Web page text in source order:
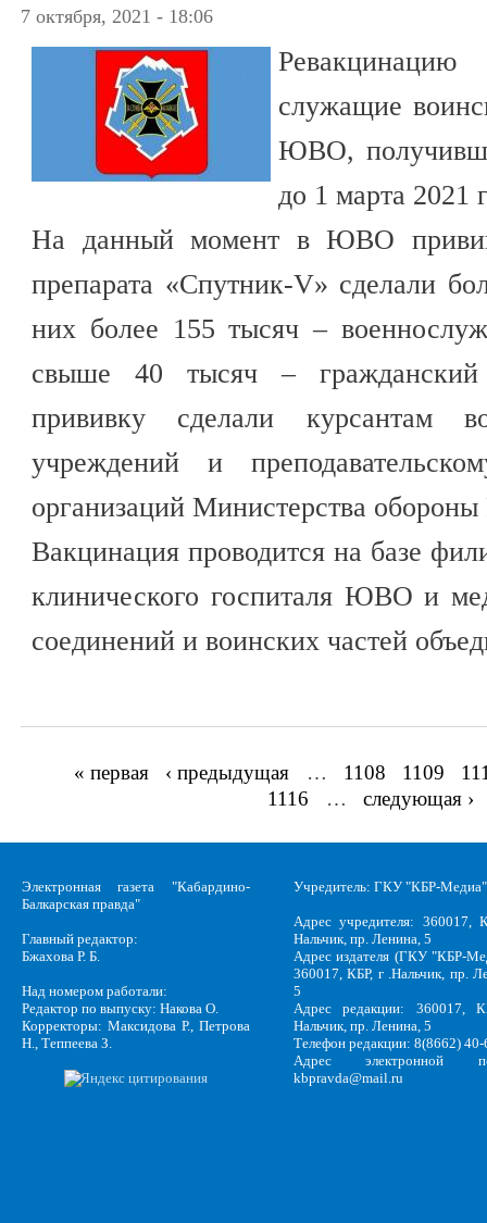
7 октября, 2021 - 18:06
служащие
ЮВО,
до 1 марта 2021
На данный момент в ЮВО
препарата «Спутник-V» сделали
них более 155 тысяч –
свыше 40 тысяч –
прививку сделали курсантам
учреждений и
организаций Министерства
Вакцинация проводится на базе
клинического госпиталя ЮВО и
соединений и воинских частей
Страницы
« первая ‹ предыдущая … 1108 1109
1116
… следующая ›
Электронная газета "Кабардино-
Балкарская правда"
Главный редактор:
Бжахова Р. Б.
Над номером работали:
Редактор по выпуску: Накова О.
Корректоры: Максидова Р., Петрова
Н., Теппеева З.
Учредитель: ГКУ "КБР-Медиа"
Адрес учредителя: 360017,
Нальчик, пр. Ленина, 5
Адрес издателя (ГКУ "КБР-
360017, КБР, г .Нальчик, пр.
5
Адрес редакции: 360017,
Нальчик, пр. Ленина, 5
Телефон редакции: 8(8662)
Адрес электронной
kbpravda@mail.ru